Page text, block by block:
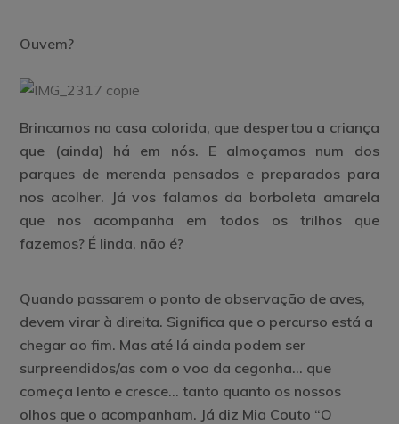
Ouvem?
Brincamos na casa colorida, que despertou a criança
que (ainda) há em nós. E almoçamos num dos
parques de merenda pensados e preparados para
nos acolher. Já vos falamos da borboleta amarela
que nos acompanha em todos os trilhos que
fazemos? É linda, não é?
Quando passarem o ponto de observação de aves,
devem virar à direita. Significa que o percurso está a
chegar ao fim. Mas até lá ainda podem ser
surpreendidos/as com o voo da cegonha… que
começa lento e cresce… tanto quanto os nossos
olhos que o acompanham. Já diz Mia Couto “O